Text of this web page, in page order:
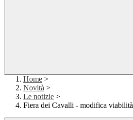
Home >
Novità >
Le notizie >
Fiera dei Cavalli - modifica viabilità